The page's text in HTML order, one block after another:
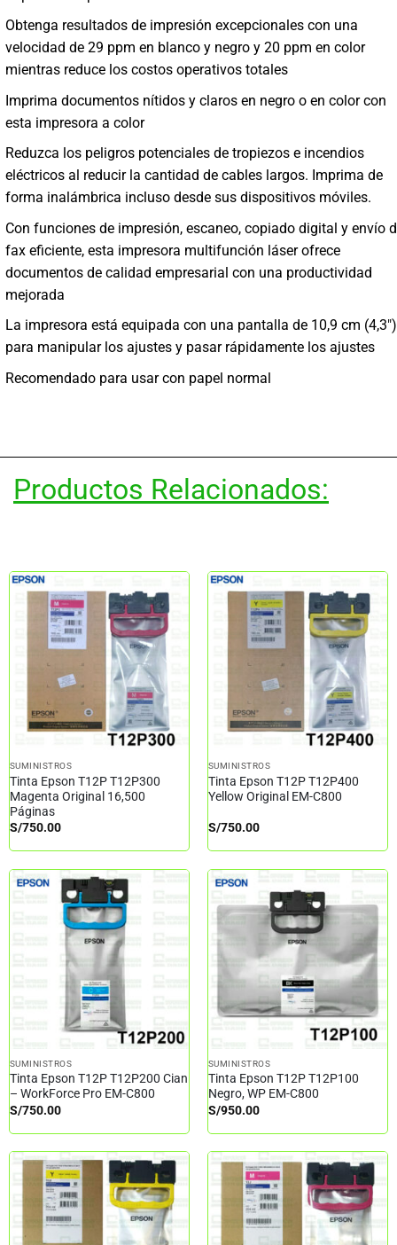
Obtenga resultados de impresión excepcionales con una
velocidad de 29 ppm en blanco y negro y 20 ppm en color
mientras reduce los costos operativos totales
Imprima documentos nítidos y claros en negro o en color con
esta impresora a color
Reduzca los peligros potenciales de tropiezos e incendios
eléctricos al reducir la cantidad de cables largos. Imprima de
forma inalámbrica incluso desde sus dispositivos móviles.
Con funciones de impresión, escaneo, copiado digital y envío
fax eficiente, esta impresora multifunción láser ofrece
documentos de calidad empresarial con una productividad
mejorada
La impresora está equipada con una pantalla de 10,9 cm (4,3″)
para manipular los ajustes y pasar rápidamente los ajustes
Recomendado para usar con papel normal
Productos Relacionados:
SUMINISTROS
Tinta Epson T12P T12P300
Magenta Original 16,500
Páginas
S/750.00
SUMINISTROS
Tinta Epson T12P T12P400
Yellow Original EM-C800
S/750.00
SUMINISTROS
Tinta Epson T12P T12P200 Cian
– WorkForce Pro EM-C800
S/750.00
SUMINISTROS
Tinta Epson T12P T12P100
Negro, WP EM-C800
S/950.00